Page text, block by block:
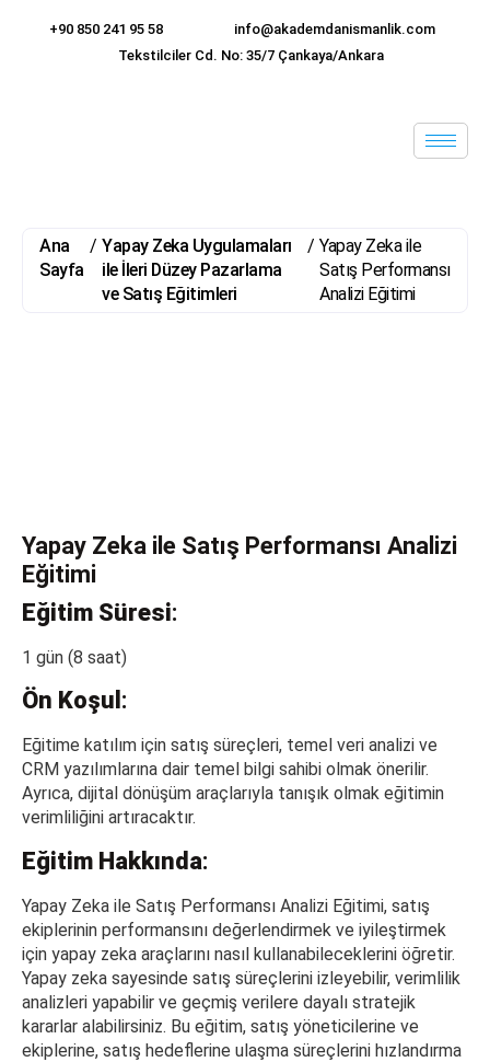
+90 850 241 95 58
info@akademdanismanlik.com
Tekstilciler Cd. No: 35/7 Çankaya/Ankara
Ana
Sayfa
/ Yapay Zeka Uygulamaları
ile İleri Düzey Pazarlama
ve Satış Eğitimleri
/ Yapay Zeka ile
Satış Performansı
Analizi Eğitimi
Yapay Zeka ile Satış Performansı Analizi
Eğitimi
Eğitim Süresi:
1 gün (8 saat)
Ön Koşul :
Eğitime katılım için satış süreçleri, temel veri analizi ve
CRM yazılımlarına dair temel bilgi sahibi olmak önerilir.
Ayrıca, dijital dönüşüm araçlarıyla tanışık olmak eğitimin
verimliliğini artıracaktır.
Eğitim Hakkında:
Yapay Zeka ile Satış Performansı Analizi Eğitimi, satış
ekiplerinin performansını değerlendirmek ve iyileştirmek
için yapay zeka araçlarını nasıl kullanabileceklerini öğretir.
Yapay zeka sayesinde satış süreçlerini izleyebilir, verimlilik
analizleri yapabilir ve geçmiş verilere dayalı stratejik
kararlar alabilirsiniz. Bu eğitim, satış yöneticilerine ve
ekiplerine, satış hedeflerine ulaşma süreçlerini hızlandırma